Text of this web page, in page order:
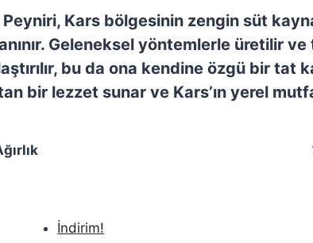
Peyniri, Kars bölgesinin zengin süt
Geleneksel yöntemlerle üretilir ve
bu da ona kendine özgü bir
bir lezzet sunar ve Kars’ın yerel
İndirim!